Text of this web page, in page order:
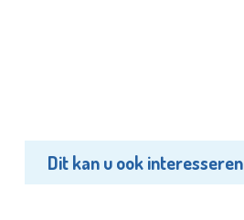
Dit kan u ook interesseren